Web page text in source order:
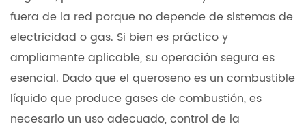
fuera de la red porque no depende de sistemas de
electricidad o gas. Si bien es práctico y
ampliamente aplicable, su operación segura es
esencial. Dado que el queroseno es un combustible
líquido que produce gases de combustión, es
necesario un uso adecuado, control de la